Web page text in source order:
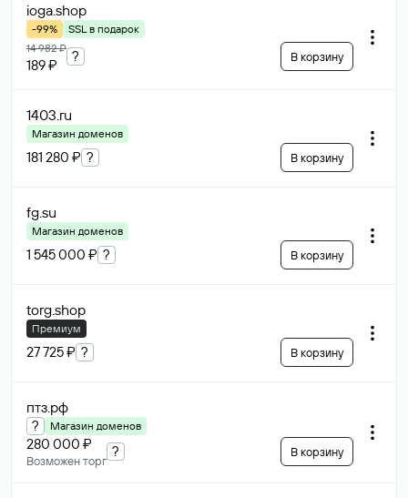
ioga.shop
-99%
SSL в подарок
14 982 ₽
189 ₽
? В корзину
1403.ru
Магазин доменов
181 280 ₽ ? В корзину
fg.su
Магазин доменов
1 545 000 ₽ ? В корзину
torg.shop
Премиум
27 725 ₽ ? В корзину
птз.рф
? Магазин доменов
280 000 ₽
Возможен торг
? В корзину